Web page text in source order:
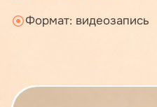
Формат: видеозапись